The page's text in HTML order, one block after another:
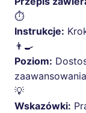
⏱️
Instrukcje:
👨‍🍳
Poziom:
zaawansowania
💡
Wskazówki: